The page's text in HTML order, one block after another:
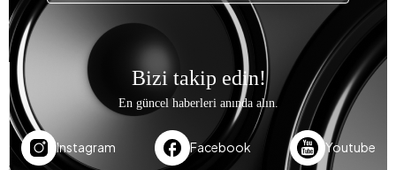
Bizi takip edin!
En güncel haberleri anında alın.
Instagram Facebook Youtube